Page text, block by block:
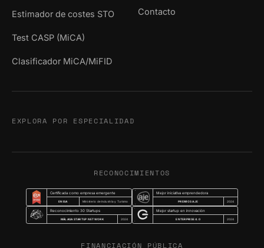
Estimador de costes STO
Test CASP (MiCA)
Clasificador MiCA/MiFID
Contacto
EXPLORA POR ESPECIALIDAD
RECONOCIMIENTOS
Certificada como empresa emergente
ENISA Ministerio de Industria y Turismo
Mejor iniciativa emprendedora
PREMIOS AJE 2024
Reconocimiento 30 Startups
MÁLAGA STARTUP NETWORK 2024
Mejor startup en innovación
ENTERPRISE 4.0 2024
FINANCIACIÓN PÚBLICA